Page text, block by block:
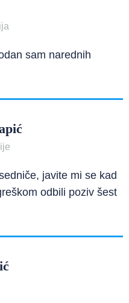
sam narednih
javite mi se kad
odbili poziv šest